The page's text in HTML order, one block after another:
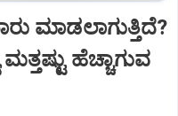
ಮಾಡಲಾಗುತ್ತಿದೆ?
ಹೆಚ್ಚಾಗುವ